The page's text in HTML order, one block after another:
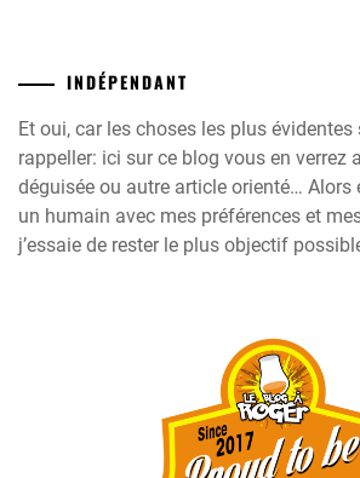
INDÉPENDANT
Et oui, car les choses les plus
rappeller: ici sur ce blog vous en verrez
déguisée ou autre article orienté… Alors
un humain avec mes préférences et
j’essaie de rester le plus objectif